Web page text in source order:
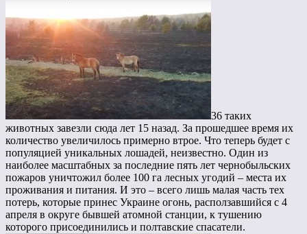
36 таких
животных завезли сюда лет 15 назад. За прошедшее время их
количество увеличилось примерно втрое. Что теперь будет с
популяцией уникальных лошадей, неизвестно. Один из
наиболее масштабных за последние пять лет чернобыльских
пожаров уничтожил более 100 га лесных угодий – места их
проживания и питания. И это – всего лишь малая часть тех
потерь, которые принес Украине огонь, расползавшийся с 4
апреля в округе бывшей атомной станции, к тушению
которого присоединились и полтавские спасатели.